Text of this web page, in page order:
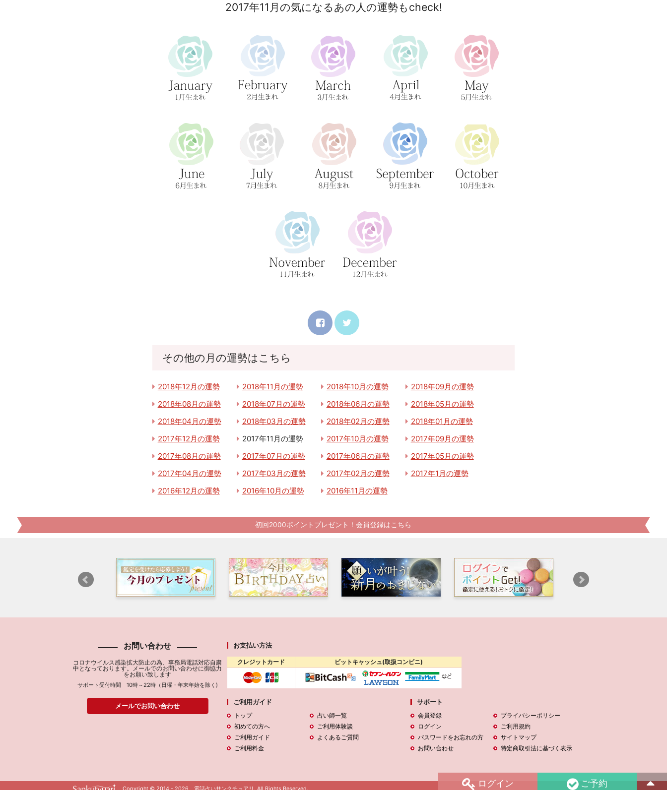
2017年11月の気になるあの人の運勢もcheck!
その他の月の運勢はこちら
2018年12月の運勢 2018年11月の運勢 2018年10月の運勢
2018年09月の運勢
2018年08月の運勢
2018年07月の運勢 2018年06月の運勢
2018年05月の運勢
2018年04月の運勢
2018年03月の運勢 2018年02月の運勢
2018年01月の運勢
2017年12月の運勢
2017年11月の運勢 2017年10月の運勢
2017年09月の運勢
2017年08月の運勢
2017年07月の運勢 2017年06月の運勢
2017年05月の運勢
2017年04月の運勢
2017年03月の運勢 2017年02月の運勢
2017年1月の運勢
2016年12月の運勢
2016年10月の運勢 2016年11月の運勢
初回2000ポイントプレゼント！会員登録はこちら
ご予約
ログイン
お問い合わせ
コロナウイルス感染拡大防止の為、事務局電話対応自粛
中となっております。メールでのお問い合わせに御協力
をお願い致します
サポート受付時間 10時～22時（日曜・年末年始を除く)
メールでお問い合わせ
お支払い方法
クレジットカード ビットキャッシュ(取扱コンビニ)
ご利用ガイド
トップ
初めての方へ
ご利用ガイド
ご利用料金
占い師一覧
ご利用体験談
よくあるご質問
サポート
会員登録
ログイン
パスワードをお忘れの方
お問い合わせ
プライバシーポリシー
ご利用規約
サイトマップ
特定商取引法に基づく表示
Copyright © 2014 - 2026 電話占いサンクチュアリ. All Rights Reserved.